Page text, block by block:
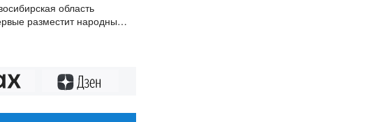
область
разместит народные